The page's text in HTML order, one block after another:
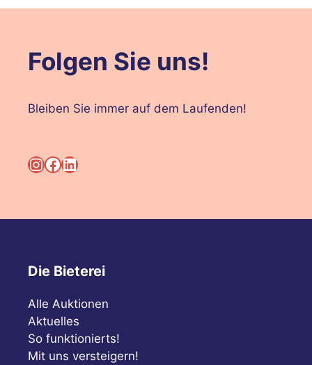
Folgen Sie uns!
Bleiben Sie immer auf dem Laufenden!
Instagram
Facebook
LinkedIn
Die Bieterei
Alle Auktionen
Aktuelles
So funktionierts!
Mit uns versteigern!